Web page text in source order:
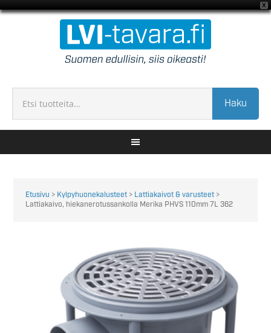
X
Haku
Etusivu > Kylpyhuonekalusteet > Lattiakaivot & varusteet >
Lattiakaivo, hiekanerotussankolla Merika PHVS 110mm 7L 362